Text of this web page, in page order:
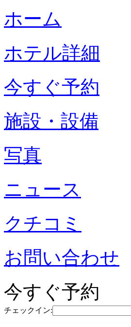
ホーム
ホテル詳細
今すぐ予約
施設・設備
写真
ニュース
クチコミ
お問い合わせ
今すぐ予約
チェックイン: